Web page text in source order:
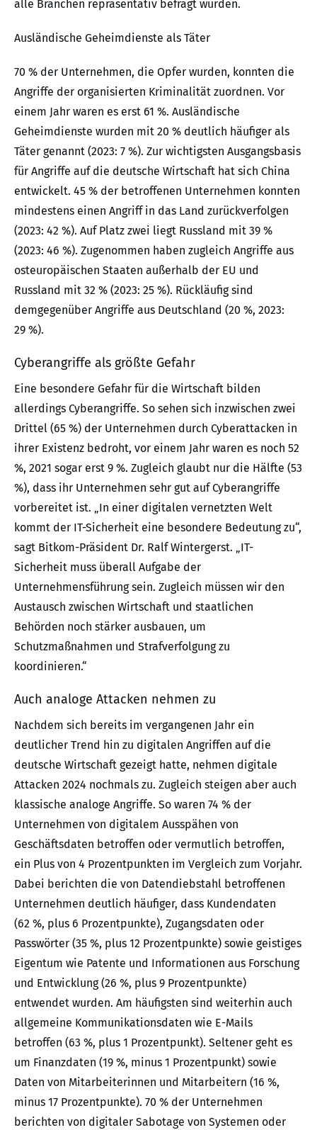
alle Branchen repräsentativ befragt wurden.
Ausländische Geheimdienste als Täter
70 % der Unternehmen, die Opfer wurden, konnten die
Angriffe der organisierten Kriminalität zuordnen. Vor
einem Jahr waren es erst 61 %. Ausländische
Geheimdienste wurden mit 20 % deutlich häufiger als
Täter genannt (2023: 7 %). Zur wichtigsten Ausgangsbasis
für Angriffe auf die deutsche Wirtschaft hat sich China
entwickelt. 45 % der betroffenen Unternehmen konnten
mindestens einen Angriff in das Land zurückverfolgen
(2023: 42 %). Auf Platz zwei liegt Russland mit 39 %
(2023: 46 %). Zugenommen haben zugleich Angriffe aus
osteuropäischen Staaten außerhalb der EU und
Russland mit 32 % (2023: 25 %). Rückläufig sind
demgegenüber Angriffe aus Deutschland (20 %, 2023:
29 %).
Cyberangriffe als größte Gefahr
Eine besondere Gefahr für die Wirtschaft bilden
allerdings Cyberangriffe. So sehen sich inzwischen zwei
Drittel (65 %) der Unternehmen durch Cyberattacken in
ihrer Existenz bedroht, vor einem Jahr waren es noch 52
%, 2021 sogar erst 9 %. Zugleich glaubt nur die Hälfte (53
%), dass ihr Unternehmen sehr gut auf Cyberangriffe
vorbereitet ist. „In einer digitalen vernetzten Welt
kommt der IT-Sicherheit eine besondere Bedeutung zu“,
sagt Bitkom-Präsident Dr. Ralf Wintergerst. „IT-
Sicherheit muss überall Aufgabe der
Unternehmensführung sein. Zugleich müssen wir den
Austausch zwischen Wirtschaft und staatlichen
Behörden noch stärker ausbauen, um
Schutzmaßnahmen und Strafverfolgung zu
koordinieren.“
Auch analoge Attacken nehmen zu
Nachdem sich bereits im vergangenen Jahr ein
deutlicher Trend hin zu digitalen Angriffen auf die
deutsche Wirtschaft gezeigt hatte, nehmen digitale
Attacken 2024 nochmals zu. Zugleich steigen aber auch
klassische analoge Angriffe. So waren 74 % der
Unternehmen von digitalem Ausspähen von
Geschäftsdaten betroffen oder vermutlich betroffen,
ein Plus von 4 Prozentpunkten im Vergleich zum Vorjahr.
Dabei berichten die von Datendiebstahl betroffenen
Unternehmen deutlich häufiger, dass Kundendaten
(62 %, plus 6 Prozentpunkte), Zugangsdaten oder
Passwörter (35 %, plus 12 Prozentpunkte) sowie geistiges
Eigentum wie Patente und Informationen aus Forschung
und Entwicklung (26 %, plus 9 Prozentpunkte)
entwendet wurden. Am häufigsten sind weiterhin auch
allgemeine Kommunikationsdaten wie E-Mails
betroffen (63 %, plus 1 Prozentpunkt). Seltener geht es
um Finanzdaten (19 %, minus 1 Prozentpunkt) sowie
Daten von Mitarbeiterinnen und Mitarbeitern (16 %,
minus 17 Prozentpunkte). 70 % der Unternehmen
berichten von digitaler Sabotage von Systemen oder